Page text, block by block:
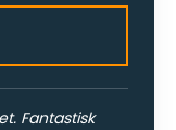
Fantastisk